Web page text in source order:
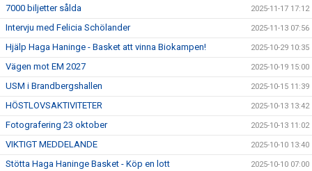
7000 biljetter sålda 2025-11-17 17:12
Intervju med Felicia Schölander 2025-11-13 07:56
Hjälp Haga Haninge - Basket att vinna Biokampen! 2025-10-29 10:35
Vägen mot EM 2027 2025-10-19 15:00
USM i Brandbergshallen 2025-10-15 11:39
HÖSTLOVSAKTIVITETER 2025-10-13 13:42
Fotografering 23 oktober 2025-10-13 11:02
VIKTIGT MEDDELANDE 2025-10-10 13:40
Stötta Haga Haninge Basket - Köp en lott 2025-10-10 07:00